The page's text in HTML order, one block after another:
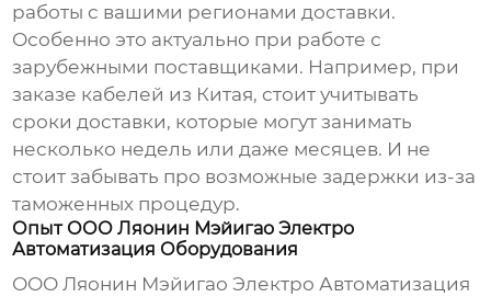
работы с вашими регионами доставки.
Особенно это актуально при работе с
зарубежными поставщиками. Например, при
заказе кабелей из Китая, стоит учитывать
сроки доставки, которые могут занимать
несколько недель или даже месяцев. И не
стоит забывать про возможные задержки из-за
таможенных процедур.
Опыт ООО Ляонин Мэйигао Электро
Автоматизация Оборудования
ООО Ляонин Мэйигао Электро Автоматизация